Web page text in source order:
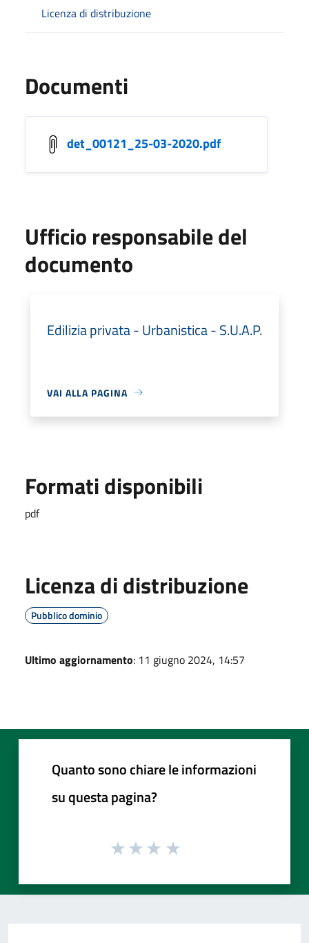
Licenza di distribuzione
Documenti
det_00121_25-03-2020.pdf
Ufficio responsabile del
documento
Edilizia privata - Urbanistica - S.U.A.P.
VAI ALLA PAGINA
Formati disponibili
pdf
Licenza di distribuzione
Pubblico dominio
Ultimo aggiornamento: 11 giugno 2024, 14:57
Quanto sono chiare le informazioni
su questa pagina?